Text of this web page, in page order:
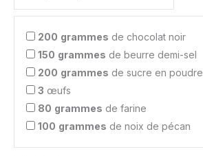
200 grammes de chocolat noir
150 grammes de beurre demi-sel
200 grammes de sucre en poudre
3 œufs
80 grammes de farine
100 grammes de noix de pécan